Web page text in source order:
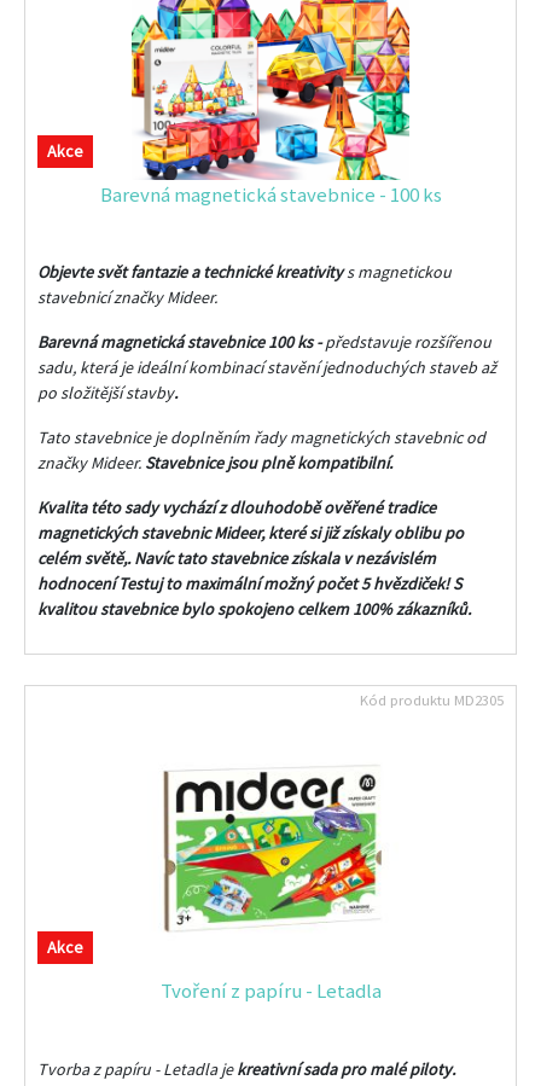
Akce
Barevná magnetická stavebnice - 100 ks
Objevte svět fantazie a technické kreativitys magnetickou
stavebnicí značky Mideer.
Barevná magnetická stavebnice100 ks -představuje rozšířenou
sadu, která je ideální kombinací stavění jednoduchých staveb až
po složitější stavby.
Tato stavebnice je doplněním řady magnetických stavebnic od
značky Mideer. Stavebnice jsou plně kompatibilní.
Kvalita této sady vychází z dlouhodobě ověřené tradice
magnetických stavebnic Mideer, které si již získaly oblibu po
celém světě,. Navíc tato stavebnice získala v nezávislém
hodnocení Testuj to maximální možný počet 5 hvězdiček! S
kvalitou stavebnice bylo spokojeno celkem 100% zákazníků.
Akce
Tvoření z papíru - Letadla
Kód produktu MD2305
Tvorba z papíru - Letadla jekreativní sada pro malé piloty.